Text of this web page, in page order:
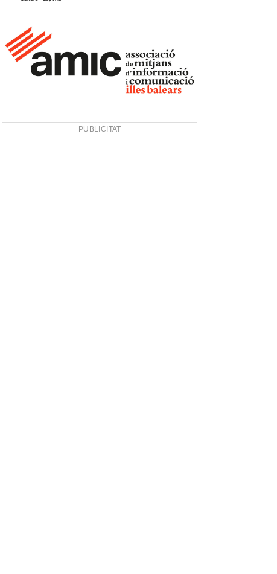
PUBLICITAT